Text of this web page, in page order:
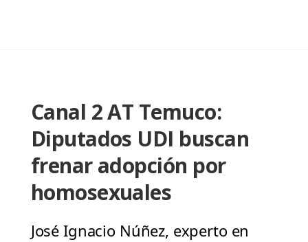
Canal 2 AT Temuco:
Diputados UDI buscan
frenar adopción por
homosexuales
José Ignacio Núñez, experto en